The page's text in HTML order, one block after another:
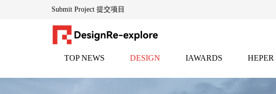
DesignRe-explore设计再探索「www.indesignadd.com 」
Submit Project 提交项目
TOP NEWS
DESIGN
IAWARDS
HEPER